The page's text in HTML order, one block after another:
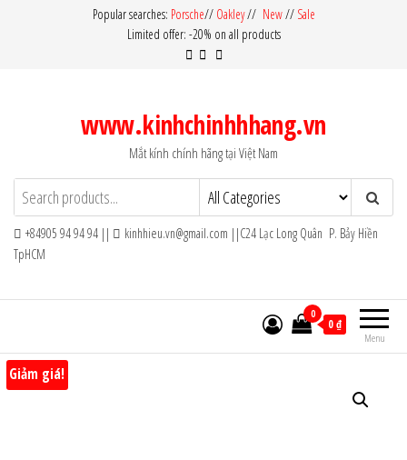
Popular searches: Porsche// Oakley// New// Sale
Limited offer: -20% on all products
www.kinhchinhhhang.vn
Mắt kính chính hãng tại Việt Nam
+84905 94 94 94 ||
kinhhieu.vn@gmail.com ||C24 Lạc Long Quân P. Bảy Hiền
TpHCM
Menu
0
0 ₫
Giảm giá!